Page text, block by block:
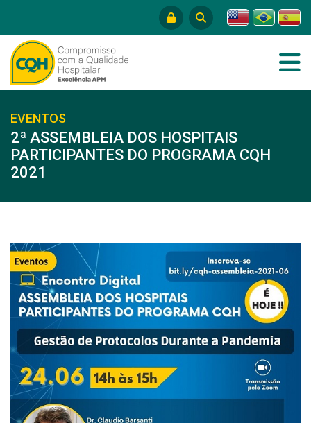
EVENTOS
2ª ASSEMBLEIA DOS HOSPITAIS
PARTICIPANTES DO PROGRAMA CQH
2021